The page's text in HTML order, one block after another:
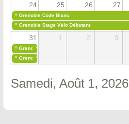
24 25 26 27
« Grenoble Code Blanc
« Grenoble Stage Vélo Débutant
31 1 2 3
« Grenoble Code Blanc
»
« Grenoble Stage Vélo Débutant
»
Samedi, Août 1, 2026